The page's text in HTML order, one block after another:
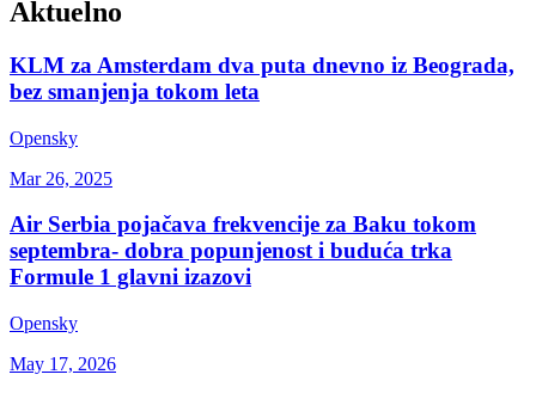
Aktuelno
KLM za Amsterdam dva puta dnevno iz Beograda,
bez smanjenja tokom leta
Opensky
Mar 26, 2025
Air Serbia pojačava frekvencije za Baku tokom
septembra- dobra popunjenost i buduća trka
Formule 1 glavni izazovi
Opensky
May 17, 2026